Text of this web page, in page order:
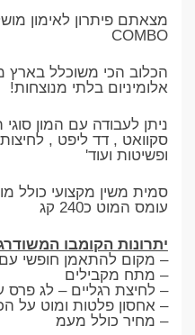
מצאתם פיתרון לאימון
COMBO
הכלוב הכי משוכלל בארץ
אלומיניום בלתי מנוצחות!
ניתן לעבודה עם המון סוגי
סקוואט , דד ליפט ,
ופשיטות ועוד'
עומס המוט כ240 קג
יתרונות הקומבו
– מקום להתאמן חופשי
– מתח מקבילים
– לחיצת רגליים – לג פרס
– אחסון פלטות ומוט על
– מחיר כולל מעמ